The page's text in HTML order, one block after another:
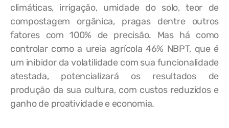
climáticas, irrigação, umidade do solo, teor de
compostagem orgânica, pragas dentre outros
fatores com 100% de precisão. Mas há como
controlar como a ureia agrícola 46% NBPT, que é
um inibidor da volatilidade com sua funcionalidade
atestada, potencializará os resultados de
produção da sua cultura, com custos reduzidos e
ganho de proatividade e economia.